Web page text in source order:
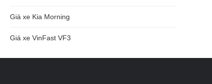
Giá xe Kia Morning
Giá xe VinFast VF3